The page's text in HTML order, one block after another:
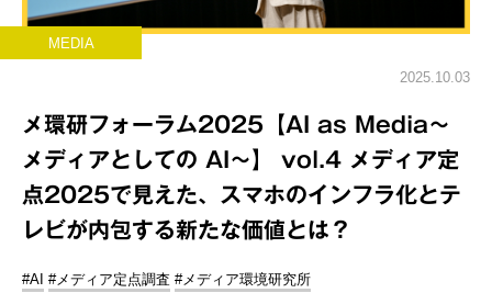
MEDIA
2025.10.03
メ環研フォーラム2025【AI as Media～
メディアとしての AI～】 vol.4 メディア定
点2025で見えた、スマホのインフラ化とテ
レビが内包する新たな価値とは？
#AI #メディア定点調査 #メディア環境研究所